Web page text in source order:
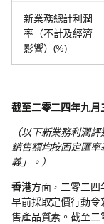
新業務總計利潤
率（不計及經濟
影響）(%)
截至二零二四年九
（以下新業務利潤
銷售額均按固定匯
義」。）
香港方面，二零二四
早前採取定價行動
售產品質素。截至